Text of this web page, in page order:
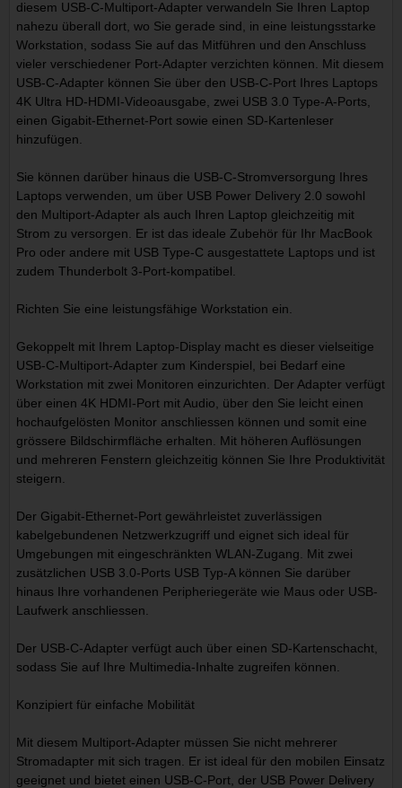
diesem USB-C-Multiport-Adapter verwandeln Sie Ihren Laptop
nahezu überall dort, wo Sie gerade sind, in eine leistungsstarke
Workstation, sodass Sie auf das Mitführen und den Anschluss
vieler verschiedener Port-Adapter verzichten können. Mit diesem
USB-C-Adapter können Sie über den USB-C-Port Ihres Laptops
4K Ultra HD-HDMI-Videoausgabe, zwei USB 3.0 Type-A-Ports,
einen Gigabit-Ethernet-Port sowie einen SD-Kartenleser
hinzufügen.
Sie können darüber hinaus die USB-C-Stromversorgung Ihres
Laptops verwenden, um über USB Power Delivery 2.0 sowohl
den Multiport-Adapter als auch Ihren Laptop gleichzeitig mit
Strom zu versorgen. Er ist das ideale Zubehör für Ihr MacBook
Pro oder andere mit USB Type-C ausgestattete Laptops und ist
zudem Thunderbolt 3-Port-kompatibel.
Richten Sie eine leistungsfähige Workstation ein.
Gekoppelt mit Ihrem Laptop-Display macht es dieser vielseitige
USB-C-Multiport-Adapter zum Kinderspiel, bei Bedarf eine
Workstation mit zwei Monitoren einzurichten. Der Adapter verfügt
über einen 4K HDMI-Port mit Audio, über den Sie leicht einen
hochaufgelösten Monitor anschliessen können und somit eine
grössere Bildschirmfläche erhalten. Mit höheren Auflösungen
und mehreren Fenstern gleichzeitig können Sie Ihre Produktivität
steigern.
Der Gigabit-Ethernet-Port gewährleistet zuverlässigen
kabelgebundenen Netzwerkzugriff und eignet sich ideal für
Umgebungen mit eingeschränkten WLAN-Zugang. Mit zwei
zusätzlichen USB 3.0-Ports USB Typ-A können Sie darüber
hinaus Ihre vorhandenen Peripheriegeräte wie Maus oder USB-
Laufwerk anschliessen.
Der USB-C-Adapter verfügt auch über einen SD-Kartenschacht,
sodass Sie auf Ihre Multimedia-Inhalte zugreifen können.
Konzipiert für einfache Mobilität
Mit diesem Multiport-Adapter müssen Sie nicht mehrerer
Stromadapter mit sich tragen. Er ist ideal für den mobilen Einsatz
geeignet und bietet einen USB-C-Port, der USB Power Delivery